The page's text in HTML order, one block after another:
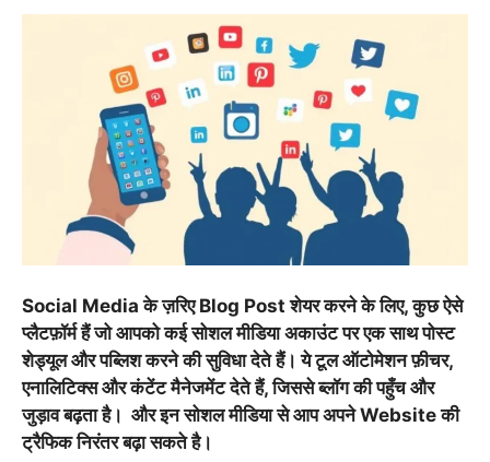
Social Media के ज़रिए Blog Post शेयर करने के लिए, कुछ ऐसे
प्लैटफ़ॉर्म हैं जो आपको कई सोशल मीडिया अकाउंट पर एक साथ पोस्ट
शेड्यूल और पब्लिश करने की सुविधा देते हैं। ये टूल ऑटोमेशन फ़ीचर,
एनालिटिक्स और कंटेंट मैनेजमेंट देते हैं, जिससे ब्लॉग की पहुँच और
जुड़ाव बढ़ता है। और इन सोशल मीडिया से आप अपने Website की
ट्रैफिक निरंतर बढ़ा सकते है।